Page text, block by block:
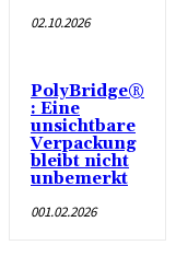
02.10.2026
PolyBridge®
: Eine
unsichtbare
Verpackung
bleibt nicht
unbemerkt
001.02.2026